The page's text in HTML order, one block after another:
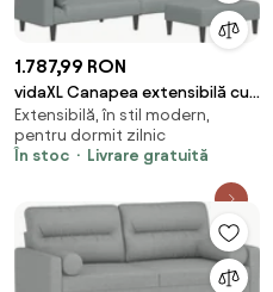
1.787,99 RON
vidaXL Canapea extensibilă cu
taburet, 2 locuri, gri deschis,
textil
Extensibilă, în stil modern,
pentru dormit zilnic
În stoc
Livrare gratuită